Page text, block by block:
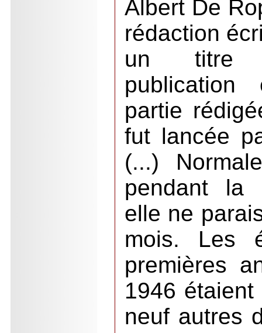
Albert De
rédaction
un titre
partie
fut lancée
(...)
pendant la
elle ne
mois. Les
premières
1946
neuf autres